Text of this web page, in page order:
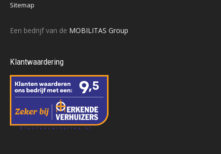
Sitemap
Een bedrijf van de MOBILITAS Group
Klantwaardering